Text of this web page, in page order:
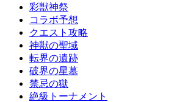
彩獣神祭
コラボ予想
クエスト攻略
神獣の聖域
転界の遺跡
破界の星墓
禁忌の獄
絶級トーナメント